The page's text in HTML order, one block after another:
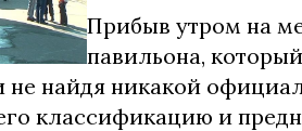
Прибыв утром на
павильона,
не найдя никакой
классификацию и